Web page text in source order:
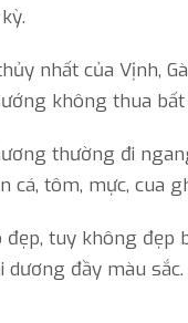
nhất của Vịnh,
không thua
thường đi
tôm, mực, cua
tuy không đẹp
đầy màu sắc.